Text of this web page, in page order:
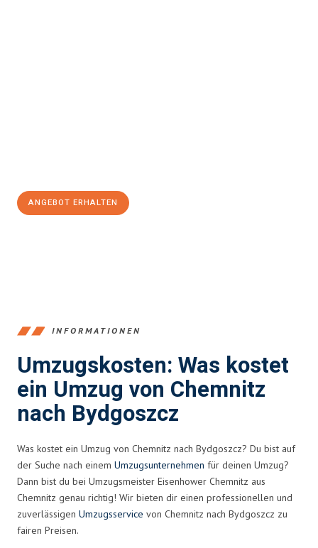
ANGEBOT ERHALTEN
INFORMATIONEN
Umzugskosten: Was kostet
ein Umzug von Chemnitz
nach Bydgoszcz
Was kostet ein Umzug von Chemnitz nach Bydgoszcz? Du bist auf
der Suche nach einem Umzugsunternehmen für deinen Umzug?
Dann bist du bei Umzugsmeister Eisenhower Chemnitz aus
Chemnitz genau richtig! Wir bieten dir einen professionellen und
zuverlässigen Umzugsservice von Chemnitz nach Bydgoszcz zu
fairen Preisen.